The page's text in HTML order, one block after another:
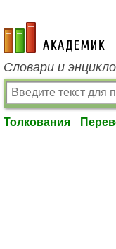
academic.ru
Словари и
Толкования